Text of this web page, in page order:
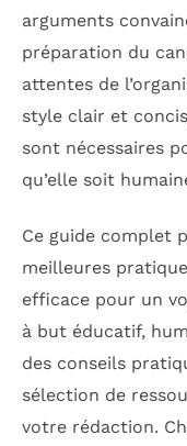
arguments
préparation du
attentes de
style clair et
sont nécessaires
qu’elle soit
Ce guide complet
meilleures
efficace pour un
à but éducatif,
des conseils
sélection de
votre rédaction.